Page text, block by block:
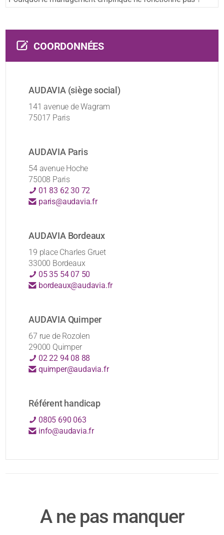
COORDONNÉES
AUDAVIA (siège social)
141 avenue de Wagram
75017 Paris
AUDAVIA Paris
54 avenue Hoche
75008 Paris
01 83 62 30 72
paris@audavia.fr
AUDAVIA Bordeaux
19 place Charles Gruet
33000 Bordeaux
05 35 54 07 50
bordeaux@audavia.fr
AUDAVIA Quimper
67 rue de Rozolen
29000 Quimper
02 22 94 08 88
quimper@audavia.fr
Référent handicap
0805 690 063
info@audavia.fr
A ne pas manquer